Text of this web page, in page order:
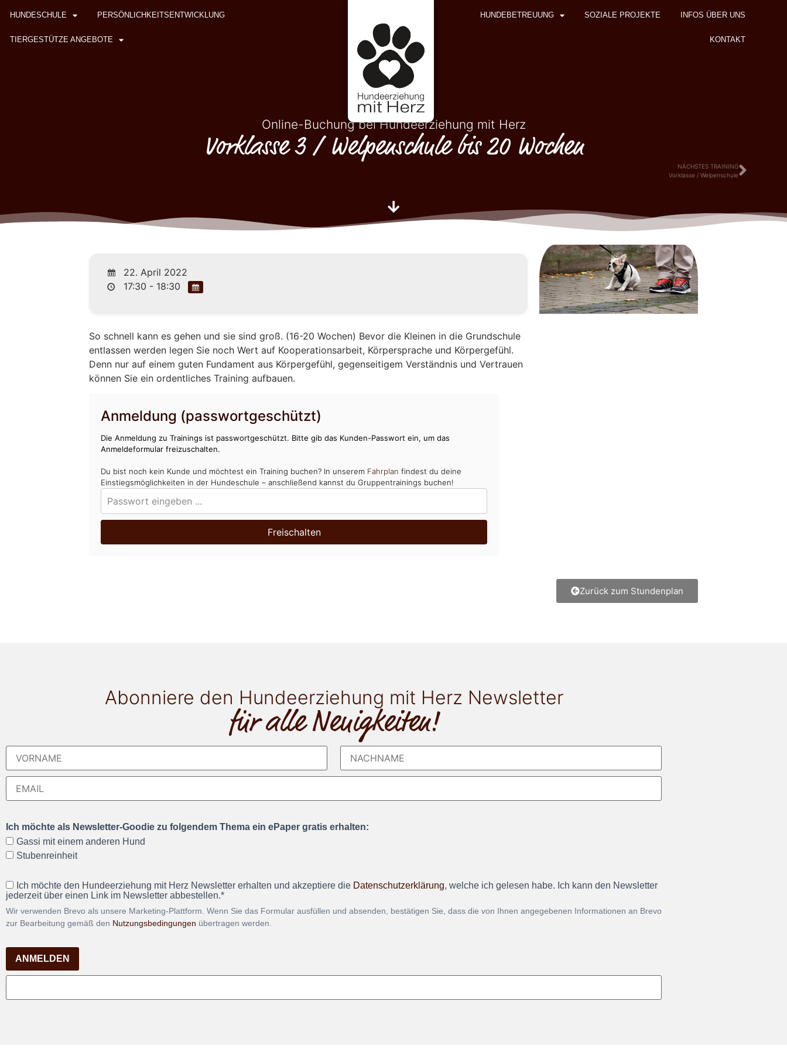
HUNDESCHULE PERSÖNLICHKEITSENTWICKLUNG
TIERGESTÜTZE ANGEBOTE
HUNDEBETREUUNG SOZIALE PROJEKTE INFOS ÜBER UNS
KONTAKT
Online-Buchung bei Hundeerziehung mit Herz
Vorklasse 3 / Welpenschule bis 20 Wochen
NÄCHSTES TRAINING
Vorklasse / Welpenschule
22. April 2022
17:30 - 18:30
So schnell kann es gehen und sie sind groß. (16-20 Wochen) Bevor die Kleinen in die Grundschule
entlassen werden legen Sie noch Wert auf Kooperationsarbeit, Körpersprache und Körpergefühl.
Denn nur auf einem guten Fundament aus Körpergefühl, gegenseitigem Verständnis und Vertrauen
können Sie ein ordentliches Training aufbauen.
Anmeldung (passwortgeschützt)
Die Anmeldung zu Trainings ist passwortgeschützt. Bitte gib das Kunden-Passwort ein, um das
Anmeldeformular freizuschalten.
Du bist noch kein Kunde und möchtest ein Training buchen? In unserem Fahrplan findest du deine
Einstiegsmöglichkeiten in der Hundeschule – anschließend kannst du Gruppentrainings buchen!
Freischalten
Zurück zum Stundenplan
Abonniere den Hundeerziehung mit Herz Newsletter
für alle Neuigkeiten!
Ich möchte als Newsletter-Goodie zu folgendem Thema ein ePaper gratis erhalten:
Gassi mit einem anderen Hund
Stubenreinheit
Ich möchte den Hundeerziehung mit Herz Newsletter erhalten und akzeptiere die Datenschutzerklärung, welche ich gelesen habe. Ich kann den Newsletter
jederzeit über einen Link im Newsletter abbestellen.*
Wir verwenden Brevo als unsere Marketing-Plattform. Wenn Sie das Formular ausfüllen und absenden, bestätigen Sie, dass die von Ihnen angegebenen Informationen an Brevo
zur Bearbeitung gemäß den Nutzungsbedingungen übertragen werden.
ANMELDEN